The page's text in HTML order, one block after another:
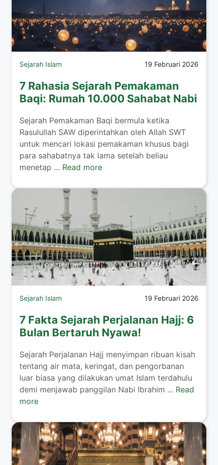
Sejarah Islam 19 Februari 2026
7 Rahasia Sejarah Pemakaman
Baqi: Rumah 10.000 Sahabat Nabi
Sejarah Pemakaman Baqi bermula ketika
Rasulullah SAW diperintahkan oleh Allah SWT
untuk mencari lokasi pemakaman khusus bagi
para sahabatnya tak lama setelah beliau
menetap ... Read more
Sejarah Islam 19 Februari 2026
7 Fakta Sejarah Perjalanan Hajj: 6
Bulan Bertaruh Nyawa!
Sejarah Perjalanan Hajj menyimpan ribuan kisah
tentang air mata, keringat, dan pengorbanan
luar biasa yang dilakukan umat Islam terdahulu
demi menjawab panggilan Nabi Ibrahim ... Read
more